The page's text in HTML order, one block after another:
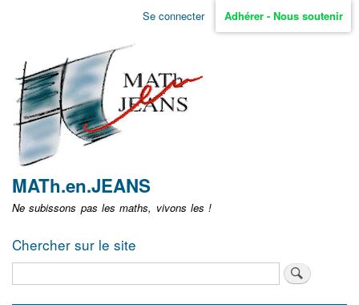
Aller
non
identifié
Se connecter Adhérer - Nous soutenir
MATh.en.JEANS
Ne subissons pas les maths, vivons les !
Chercher sur le site